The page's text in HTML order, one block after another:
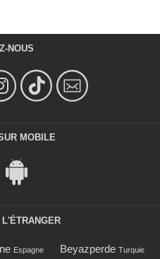
NOUS
MOBILE
Espagne Beyazperde Turquie